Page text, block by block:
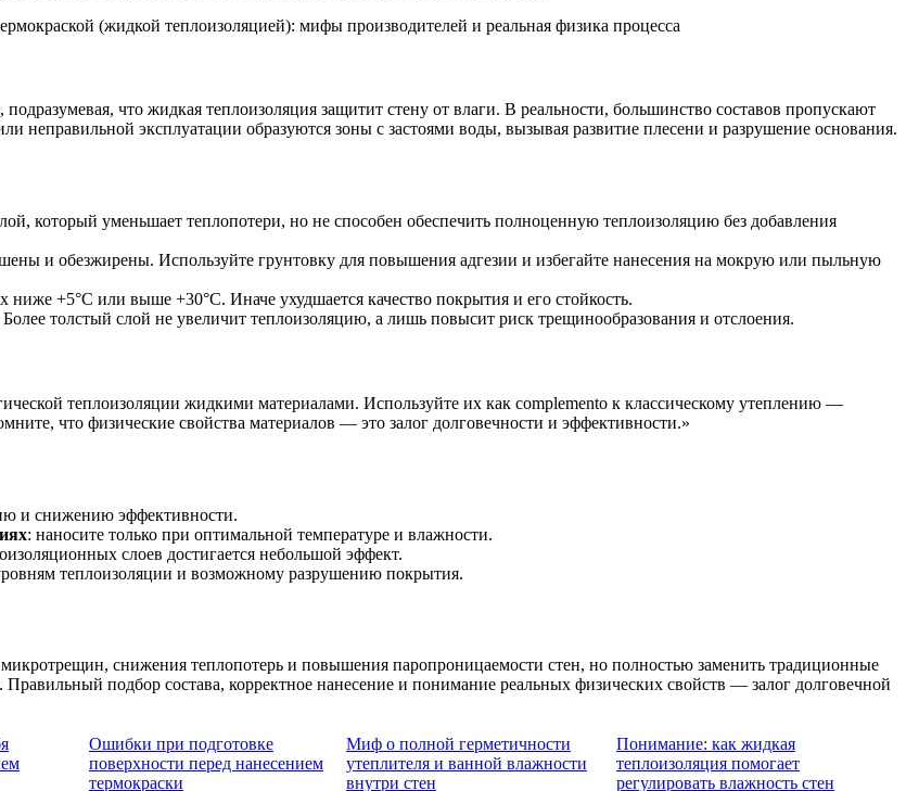
что жидкая теплоизоляция защитит стену от влаги. В реальности, большинство составов пропускают
неправильной эксплуатации образуются зоны с застоями воды, вызывая развитие плесени и разрушение основания.
который уменьшает теплопотери, но не способен обеспечить полноценную теплоизоляцию без добавления
и обезжирены. Используйте грунтовку для повышения адгезии и избегайте нанесения на мокрую или пыльную
ниже +5°С или выше +30°С. Иначе ухудшается качество покрытия и его стойкость.
толстый слой не увеличит теплоизоляцию, а лишь повысит риск трещинообразования и отслоения.
теплоизоляции жидкими материалами. Используйте их как complemento к классическому утеплению —
что физические свойства материалов — это залог долговечности и эффективности.»
и снижению эффективности.
: наносите только при оптимальной температуре и влажности.
слоев достигается небольшой эффект.
теплоизоляции и возможному разрушению покрытия.
снижения теплопотерь и повышения паропроницаемости стен, но полностью заменить традиционные
подбор состава, корректное нанесение и понимание реальных физических свойств — залог долговечной
Ошибки при подготовке
поверхности перед нанесением
термокраски
Миф о полной герметичности
утеплителя и ванной влажности
внутри стен
Понимание: как жидкая
теплоизоляция помогает
регулировать влажность стен